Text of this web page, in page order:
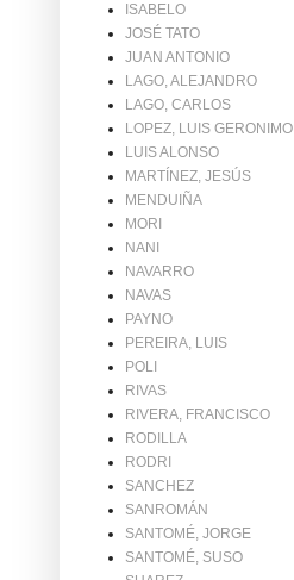
ISABELO
JOSÉ TATO
JUAN ANTONIO
LAGO, ALEJANDRO
LAGO, CARLOS
LOPEZ, LUIS GERONIMO
LUIS ALONSO
MARTÍNEZ, JESÚS
MENDUIÑA
MORI
NANI
NAVARRO
NAVAS
PAYNO
PEREIRA, LUIS
POLI
RIVAS
RIVERA, FRANCISCO
RODILLA
RODRI
SANCHEZ
SANROMÁN
SANTOMÉ, JORGE
SANTOMÉ, SUSO